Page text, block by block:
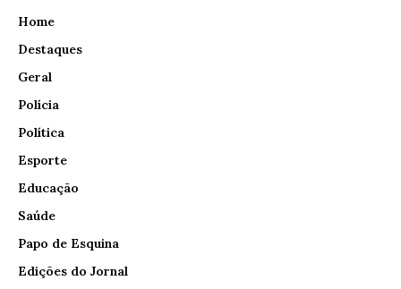
Home
Destaques
Geral
Polícia
Política
Esporte
Educação
Saúde
Papo de Esquina
Edições do Jornal